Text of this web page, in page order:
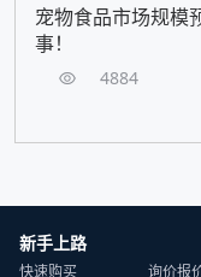
宠物食品市场规模
事！
4884
新手上路
快速购买 询价报